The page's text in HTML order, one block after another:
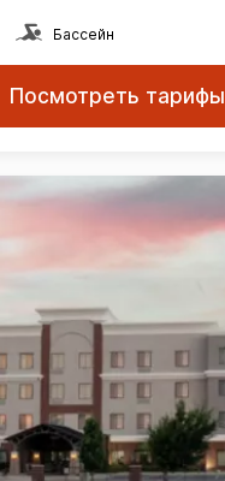
Бассейн
Посмотреть тарифы